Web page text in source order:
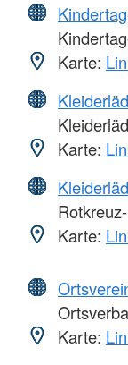
Karte:
Karte:
Karte:
Karte: